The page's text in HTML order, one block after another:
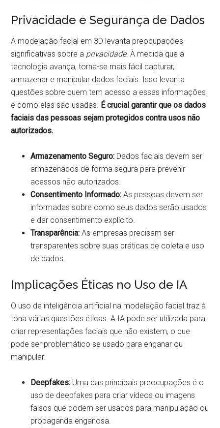
Privacidade e Segurança de Dados
A modelação facial em 3D levanta preocupações
significativas sobre a privacidade. À medida que a
tecnologia avança, torna-se mais fácil capturar,
armazenar e manipular dados faciais. Isso levanta
questões sobre quem tem acesso a essas informações
e como elas são usadas. É crucial garantir que os dados
faciais das pessoas sejam protegidos contra usos não
autorizados.
Armazenamento Seguro: Dados faciais devem ser
armazenados de forma segura para prevenir
acessos não autorizados.
Consentimento Informado: As pessoas devem ser
informadas sobre como seus dados serão usados
e dar consentimento explícito.
Transparência: As empresas precisam ser
transparentes sobre suas práticas de coleta e uso
de dados.
Implicações Éticas no Uso de IA
O uso de inteligência artificial na modelação facial traz à
tona várias questões éticas. A IA pode ser utilizada para
criar representações faciais que não existem, o que
pode ser problemático se usado para enganar ou
manipular.
Deepfakes: Uma das principais preocupações é o
uso de deepfakes para criar vídeos ou imagens
falsos que podem ser usados para manipulação ou
propaganda enganosa.